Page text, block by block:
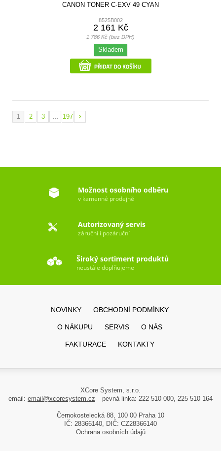
CANON TONER C-EXV 49 CYAN
8525B002
2 161 Kč
1 786 Kč (bez DPH)
Skladem
1 2 3 ... 197
Možnost osobního odběru
v kamenné prodejně
Autorizovaný servis
záruční i pozáruční
Široký sortiment produktů
neustále doplňujeme
NOVINKY OBCHODNÍ PODMÍNKY
O NÁKUPU SERVIS O NÁS
FAKTURACE KONTAKTY
XCore System, s.r.o.
email: email@xcoresystem.cz pevná linka: 222 510 000, 225 510 164
Černokostelecká 88, 100 00 Praha 10
IČ: 28366140, DIČ: CZ28366140
Ochrana osobních údajů